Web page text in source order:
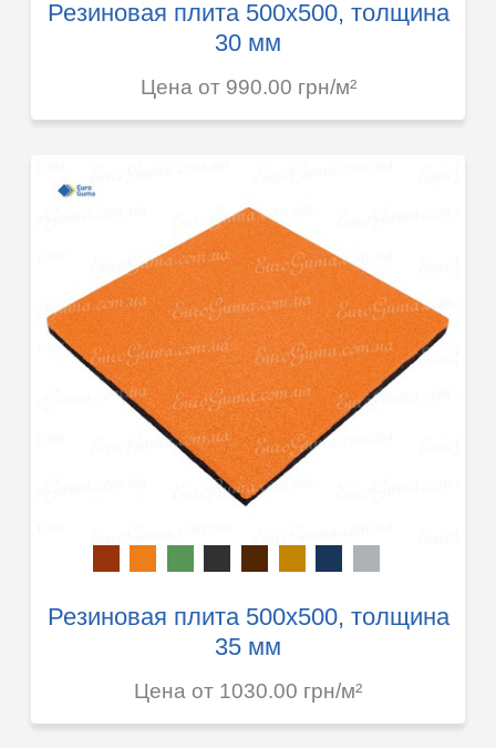
Резиновая плита 500х500, толщина
30 мм
Цена от 990.00 грн/м²
Резиновая плита 500х500, толщина
35 мм
Цена от 1030.00 грн/м²